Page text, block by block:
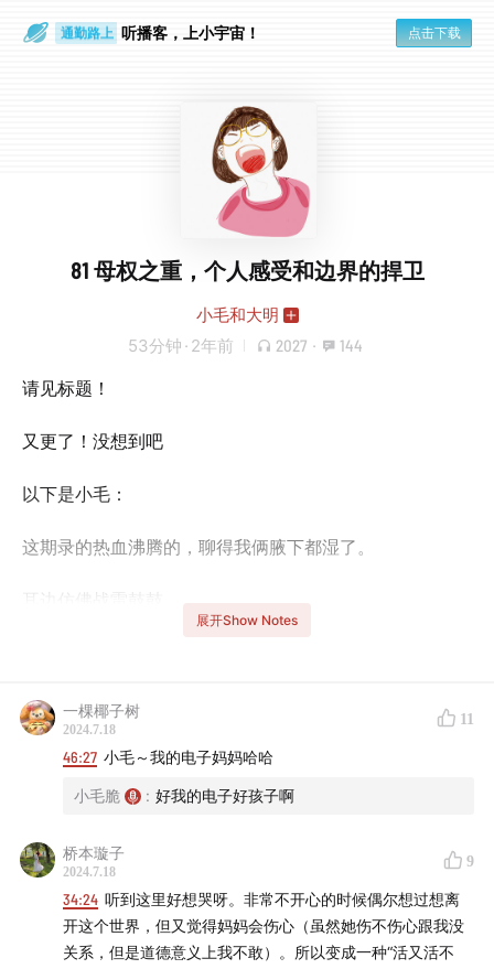
通勤路上 听播客，上小宇宙！ 点击下载
81 母权之重，个人感受和边界的捍卫
小毛和大明
53分钟 · 2年前 2027 · 144
请见标题！
又更了！没想到吧
以下是小毛：
这期录的热血沸腾的，聊得我俩腋下都湿了。
耳边仿佛战雷鼓鼓。
今天还有一件让我崩溃的事情是我上周的抽血结果发给我
了。短短四年，我amh（康木了使馆荷尔蒙，打对了你们
也记不住，我就不费那劲儿了啊）指数就少了十啊！！！
我还这么年轻，却好像已经老了。
我不接受。
展开Show Notes
一棵椰子树
2024.7.18
11
46:27 小毛～我的电子妈妈哈哈
小毛脆 : 好我的电子好孩子啊
桥本璇子
2024.7.18
9
34:24 听到这里好想哭呀。非常不开心的时候偶尔想过想离
开这个世界，但又觉得妈妈会伤心（虽然她伤不伤心跟我没
关系，但是道德意义上我不敢）。所以变成一种“活又活不